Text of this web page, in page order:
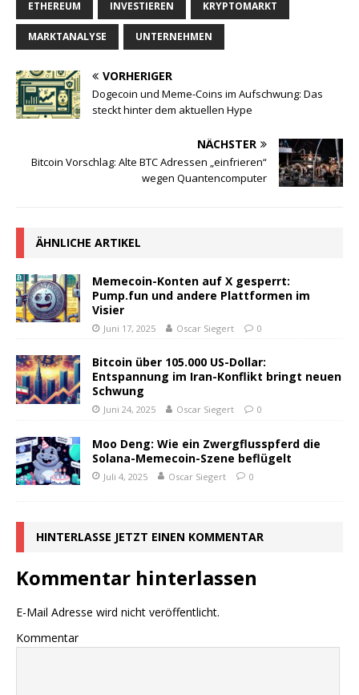
ETHEREUM INVESTIEREN KRYPTOMARKT
MARKTANALYSE UNTERNEHMEN
VORHERIGER
Dogecoin und Meme-Coins im Aufschwung: Das
steckt hinter dem aktuellen Hype
NÄCHSTER
Bitcoin Vorschlag: Alte BTC Adressen „einfrieren“
wegen Quantencomputer
ÄHNLICHE ARTIKEL
Memecoin-Konten auf X gesperrt:
Pump.fun und andere Plattformen im
Visier
Juni 17, 2025 Oscar Siegert 0
Bitcoin über 105.000 US-Dollar:
Entspannung im Iran-Konflikt bringt neuen
Schwung
Juni 24, 2025 Oscar Siegert 0
Moo Deng: Wie ein Zwergflusspferd die
Solana-Memecoin-Szene beflügelt
Juli 4, 2025 Oscar Siegert 0
HINTERLASSE JETZT EINEN KOMMENTAR
Kommentar hinterlassen
E-Mail Adresse wird nicht veröffentlicht.
Kommentar